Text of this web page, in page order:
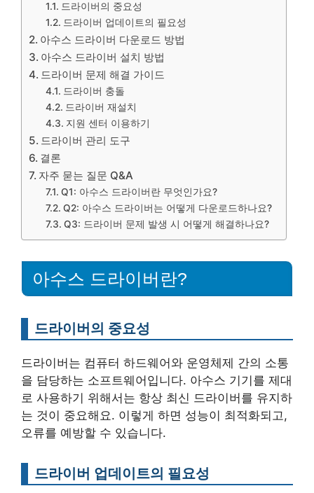
드라이버의 중요성
드라이버 업데이트의 필요성
아수스 드라이버 다운로드 방법
아수스 드라이버 설치 방법
드라이버 문제 해결 가이드
드라이버 충돌
드라이버 재설치
지원 센터 이용하기
드라이버 관리 도구
결론
자주 묻는 질문 Q&A
Q1: 아수스 드라이버란 무엇인가요?
Q2: 아수스 드라이버는 어떻게 다운로드하나요?
Q3: 드라이버 문제 발생 시 어떻게 해결하나요?
아수스 드라이버란?
드라이버의 중요성
드라이버는 컴퓨터 하드웨어와 운영체제 간의 소통
을 담당하는 소프트웨어입니다. 아수스 기기를 제대
로 사용하기 위해서는 항상 최신 드라이버를 유지하
는 것이 중요해요. 이렇게 하면 성능이 최적화되고,
오류를 예방할 수 있습니다.
드라이버 업데이트의 필요성